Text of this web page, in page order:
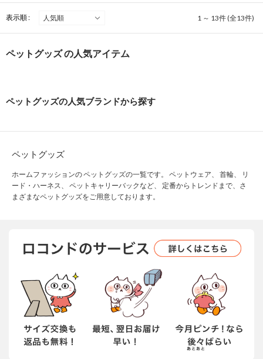
表示順 : 1 ～ 13件 (全13件)
ペットグッズ の人気アイテム
ペットグッズの人気ブランドから探す
ペットグッズ
ホームファッションの ペットグッズの一覧です。 ペットウェア、 首輪、 リ
ード・ハーネス、 ペットキャリーバックなど、 定番からトレンドまで、さ
まざまなペットグッズをご用意しております。